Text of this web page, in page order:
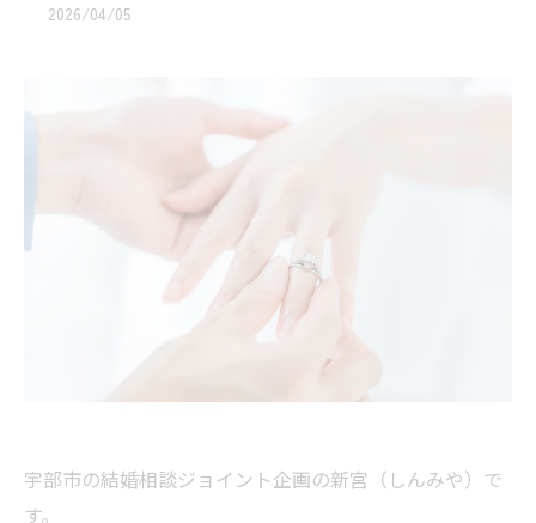
2026/04/05
宇部市の結婚相談ジョイント企画の新宮（しんみや）で
す。